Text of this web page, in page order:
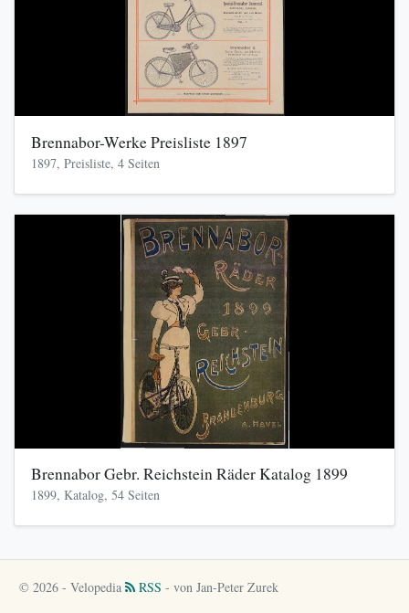
Brennabor-Werke Preisliste 1897
1897, Preisliste, 4 Seiten
Brennabor Gebr. Reichstein Räder Katalog 1899
1899, Katalog, 54 Seiten
© 2026 - Velopedia RSS - von Jan-Peter Zurek